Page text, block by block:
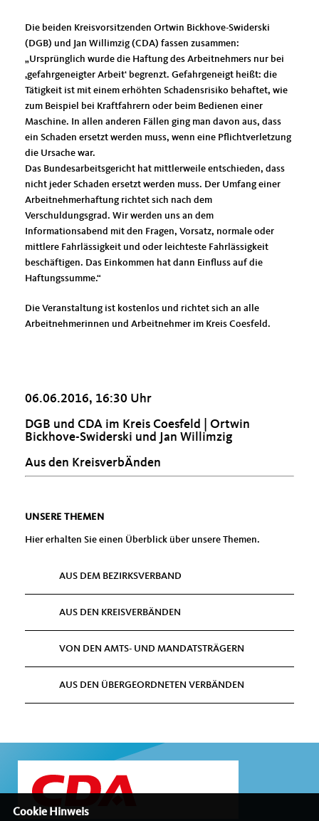
Die beiden Kreisvorsitzenden Ortwin Bickhove-Swiderski
(DGB) und Jan Willimzig (CDA) fassen zusammen:
Ursprünglich wurde die Haftung des Arbeitnehmers nur bei
gefahrgeneigter Arbeit‘ begrenzt. Gefahrgeneigt heißt: die
Tätigkeit ist mit einem erhöhten Schadensrisiko behaftet, wie
zum Beispiel bei Kraftfahrern oder beim Bedienen einer
Maschine. In allen anderen Fällen ging man davon aus, dass
ein Schaden ersetzt werden muss, wenn eine Pflichtverletzung
die Ursache war.
Das Bundesarbeitsgericht hat mittlerweile entschieden, dass
nicht jeder Schaden ersetzt werden muss. Der Umfang einer
Arbeitnehmerhaftung richtet sich nach dem
Verschuldungsgrad. Wir werden uns an dem
Informationsabend mit den Fragen, Vorsatz, normale oder
mittlere Fahrlässigkeit und oder leichteste Fahrlässigkeit
beschäftigen. Das Einkommen hat dann Einfluss auf die
Haftungssumme.“
Die Veranstaltung ist kostenlos und richtet sich an alle
Arbeitnehmerinnen und Arbeitnehmer im Kreis Coesfeld.
06.06.2016, 16:30 Uhr
DGB und CDA im Kreis Coesfeld | Ortwin
Bickhove-Swiderski und Jan Willimzig
Aus den KreisverbÄnden
UNSERE THEMEN
Hier erhalten Sie einen Überblick über unsere Themen.
AUS DEM BEZIRKSVERBAND
AUS DEN KREISVERBÄNDEN
VON DEN AMTS- UND MANDATSTRÄGERN
AUS DEN ÜBERGEORDNETEN VERBÄNDEN
Cookie Hinweis